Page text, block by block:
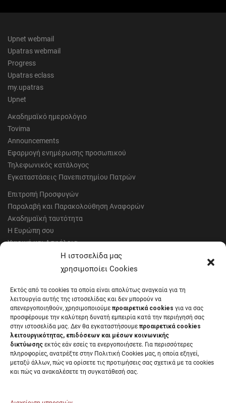
Η ιστοσελίδα μας
χρησιμοποίει Cookies
Εκτός από τα cookies τα οποία είναι απολύτως αναγκαία για τη
λειτουργία αυτής της ιστοσελίδας και δεν μπορούν να
απενεργοποιηθούν, χρησιμοποιούμε προαιρετικά cookies για να σας
προσφέρουμε την καλύτερη δυνατή εμπειρία κατά την περιήγησή σας
στην ιστοσελίδα μας. Δεν θα εγκαταστήσουμε προαιρετικά cookies
λειτουργικότητας, επιδόσεων και μέσων κοινωνικής
δικτύωσης εκτός εάν εσείς τα ενεργοποιήσετε. Για περισσότερες
πληροφορίες, ανατρέξτε στην Πολιτική Cookies μας, η οποία εξηγεί,
μεταξύ άλλων, πώς να ορίσετε τις προτιμήσεις σας σχετικά με τα cookies
και πώς να ανακαλέσετε τη συγκατάθεσή σας.
Upnet webmail
Upatras webmail
Progress
Upatras eclass
my.upatras
Upnet
Ακαδημαϊκό ημερολόγιο
Tovima
Announcements
Εφαρμογή ενημέρωσης προσωπικού
Τηλεφωνικός κατάλογος
Εγκαταστάσεις Πανεπιστημίου Πατρών
Επιτροπή Προσφυγών
Παραλαβή και Παρακολούθηση Αναφορών
Ακαδημαϊκή ταυτότητα
Η Ευρώπη σου
Υγιεινή και Ασφάλεια
Έντυπα Οικονομικής Υπηρεσίας
Έντυπα Διοικητικών Υπηρεσιών
Μητρώα αξιολογητών
Δημόσια Διαβούλευση
Συνεδριάσεις Συγκλήτου
Συνεδριάσεις Συμβουλίου Διοίκησης
EUNICoast European University